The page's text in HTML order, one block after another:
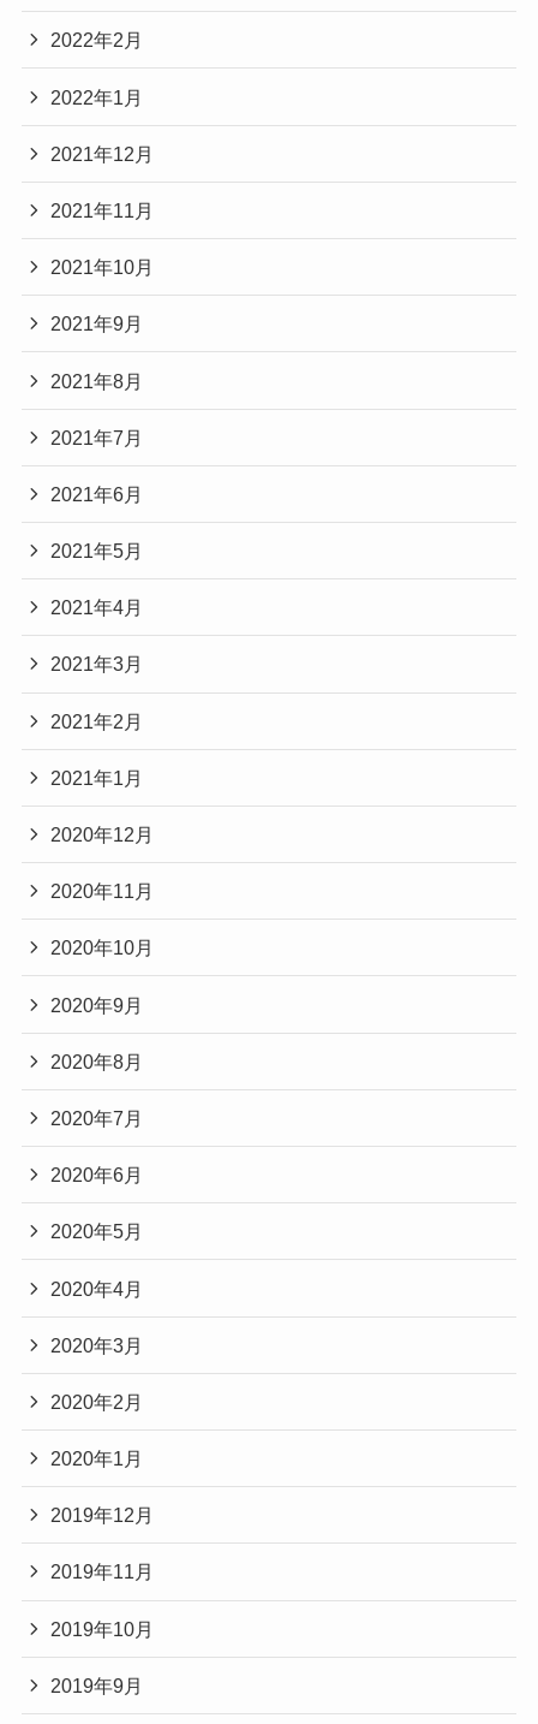
2022年2月
2022年1月
2021年12月
2021年11月
2021年10月
2021年9月
2021年8月
2021年7月
2021年6月
2021年5月
2021年4月
2021年3月
2021年2月
2021年1月
2020年12月
2020年11月
2020年10月
2020年9月
2020年8月
2020年7月
2020年6月
2020年5月
2020年4月
2020年3月
2020年2月
2020年1月
2019年12月
2019年11月
2019年10月
2019年9月